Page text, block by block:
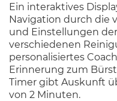
Ein interaktives
Navigation durch die
und Einstellungen
verschiedenen
personalisiertes
Erinnerung zum
Timer gibt Auskunft
von 2 Minuten.